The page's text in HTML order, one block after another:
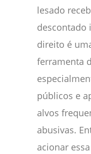
lesado
descontado
direito é
ferramenta
públicos e
alvos
abusivas.
acionar